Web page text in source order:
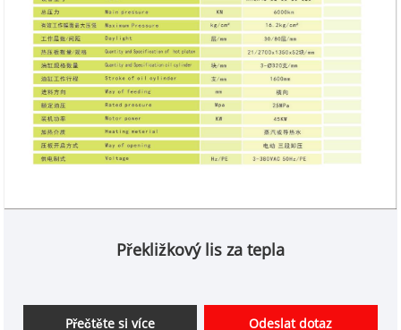
Překližkový lis za tepla
Přečtěte si více Odeslat dotaz